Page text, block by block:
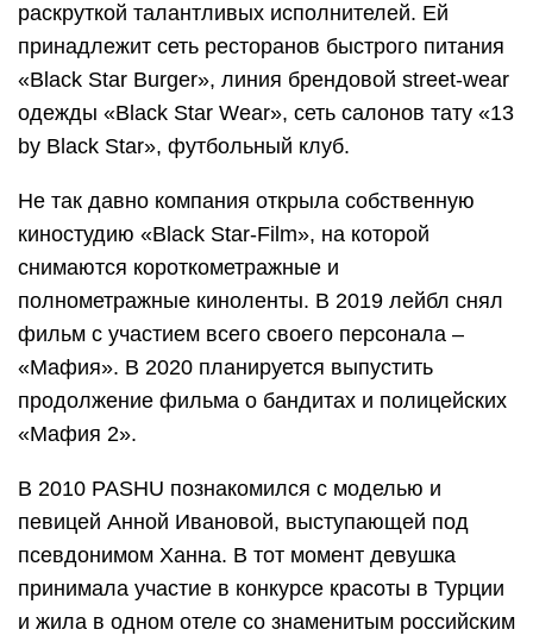
раскруткой талантливых исполнителей. Ей
принадлежит сеть ресторанов быстрого питания
«Black Star Burger», линия брендовой street-wear
одежды «Black Star Wear», сеть салонов тату «13
by Black Star», футбольный клуб.
Не так давно компания открыла собственную
киностудию «Black Star-Film», на которой
снимаются короткометражные и
полнометражные киноленты. В 2019 лейбл снял
фильм с участием всего своего персонала –
«Мафия». В 2020 планируется выпустить
продолжение фильма о бандитах и полицейских
«Мафия 2».
В 2010 PASHU познакомился с моделью и
певицей Анной Ивановой, выступающей под
псевдонимом Ханна. В тот момент девушка
принимала участие в конкурсе красоты в Турции
и жила в одном отеле со знаменитым российским